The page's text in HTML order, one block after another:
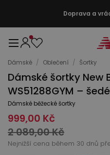
Doprava a
Dámské / Oblečení / Šortky
Dámské šortky New
WS51288GYM – šedé
Dámské běžecké šortky
999,00 Kč
2 089,00 Kč
Nejnižší cena během 30 dnů